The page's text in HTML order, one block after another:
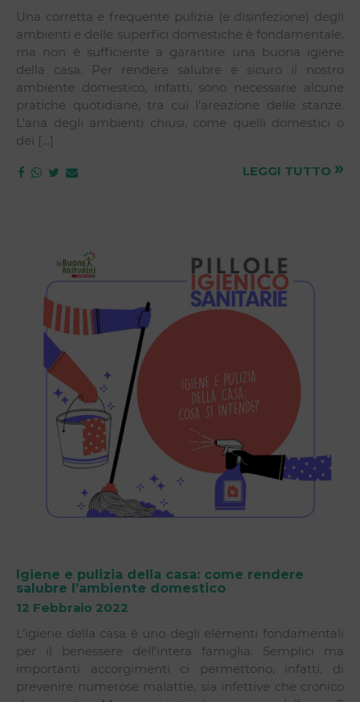
Una corretta e frequente pulizia (e disinfezione) degli
ambienti e delle superfici domestiche è fondamentale,
ma non è sufficiente a garantire una buona igiene
della casa. Per rendere salubre e sicuro il nostro
ambiente domestico, infatti, sono necessarie alcune
pratiche quotidiane, tra cui l’areazione delle stanze.
L’aria degli ambienti chiusi, come quelli domestici o
dei […]
LEGGI TUTTO »
Igiene e pulizia della casa: come rendere
salubre l’ambiente domestico
12 Febbraio 2022
L’igiene della casa è uno degli elementi fondamentali
per il benessere dell’intera famiglia. Semplici ma
importanti accorgimenti ci permettono, infatti, di
prevenire numerose malattie, sia infettive che cronico